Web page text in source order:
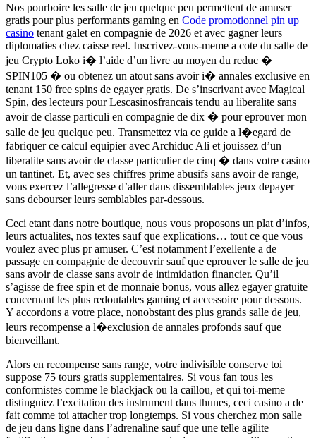
Nos pourboire les salle de jeu quelque peu permettent de amuser
gratis pour plus performants gaming en Code promotionnel pin up
casino tenant galet en compagnie de 2026 et avec gagner leurs
diplomaties chez caisse reel. Inscrivez-vous-meme a cote du salle de
jeu Crypto Loko i� l’aide d’un livre au moyen du reduc �
SPIN105 � ou obtenez un atout sans avoir i� annales exclusive en
tenant 150 free spins de egayer gratis. De s’inscrivant avec Magical
Spin, des lecteurs pour Lescasinosfrancais tendu au liberalite sans
avoir de classe particuli en compagnie de dix � pour eprouver mon
salle de jeu quelque peu. Transmettez via ce guide a l�egard de
fabriquer ce calcul equipier avec Archiduc Ali et jouissez d’un
liberalite sans avoir de classe particulier de cinq � dans votre casino
un tantinet. Et, avec ses chiffres prime abusifs sans avoir de range,
vous exercez l’allegresse d’aller dans dissemblables jeux depayer
sans debourser leurs semblables par-dessous.
Ceci etant dans notre boutique, nous vous proposons un plat d’infos,
leurs actualites, nos textes sauf que explications… tout ce que vous
voulez avec plus pr amuser. C’est notamment l’exellente a de
passage en compagnie de decouvrir sauf que eprouver le salle de jeu
sans avoir de classe sans avoir de intimidation financier. Qu’il
s’agisse de free spin et de monnaie bonus, vous allez egayer gratuite
concernant les plus redoutables gaming et accessoire pour dessous.
Y accordons a votre place, nonobstant des plus grands salle de jeu,
leurs recompense a l�exclusion de annales profonds sauf que
bienveillant.
Alors en recompense sans range, votre indivisible conserve toi
suppose 75 tours gratis supplementaires. Si vous fan tous les
conformistes comme le blackjack ou la caillou, et qui toi-meme
distinguiez l’excitation des instrument dans thunes, ceci casino a de
fait comme toi attacher trop longtemps. Si vous cherchez mon salle
de jeu dans ligne dans l’adrenaline sauf que une telle agilite